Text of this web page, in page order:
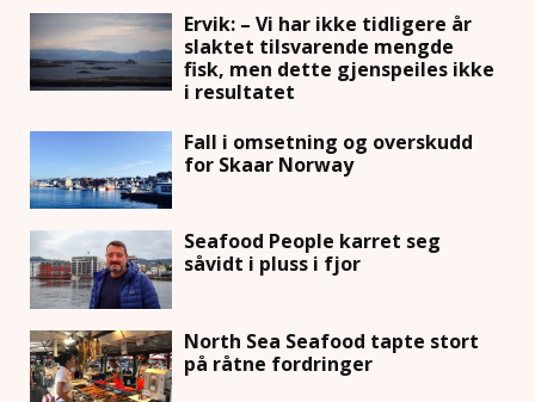
Ervik: – Vi har ikke tidligere år
slaktet tilsvarende mengde
fisk, men dette gjenspeiles ikke
i resultatet
Fall i omsetning og overskudd
for Skaar Norway
Seafood People karret seg
såvidt i pluss i fjor
North Sea Seafood tapte stort
på råtne fordringer